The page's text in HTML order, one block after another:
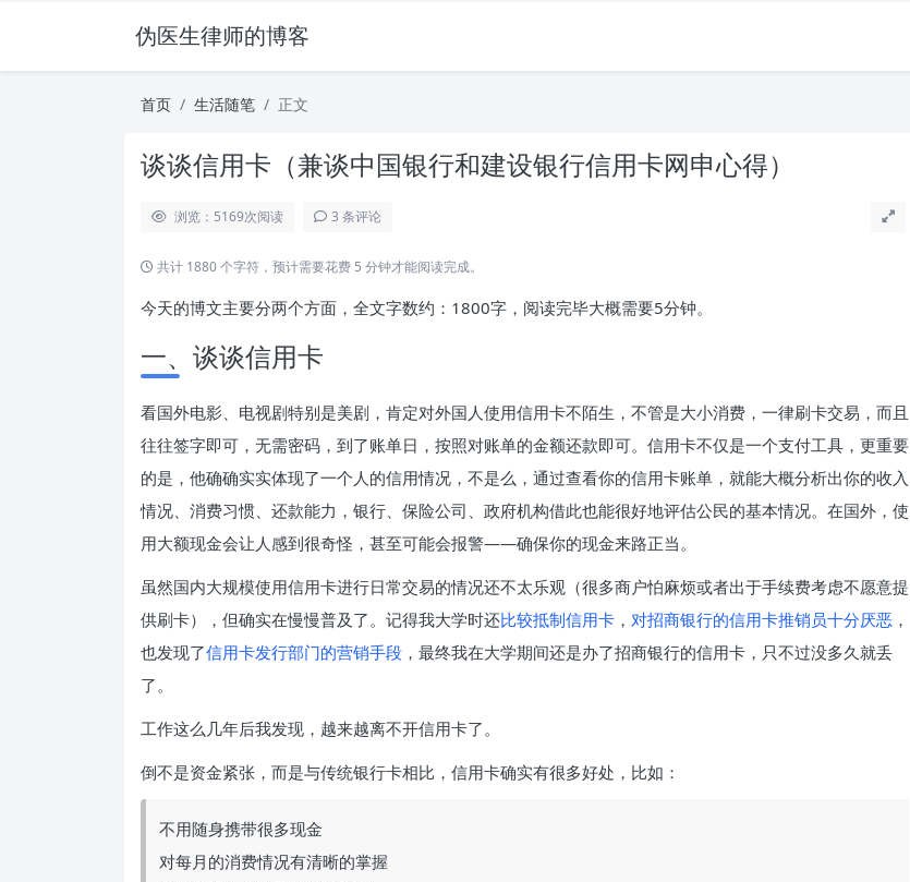
伪医生律师的博客
首页 生活随笔 正文
谈谈信用卡（兼谈中国银行和建设银行信用卡网申心得）
浏览：5169次阅读 3 条评论
共计 1880 个字符，预计需要花费 5 分钟才能阅读完成。
今天的博文主要分两个方面，全文字数约：1800字，阅读完毕大概需要5分钟。
一、谈谈信用卡
看国外电影、电视剧特别是美剧，肯定对外国人使用信用卡不陌生，不管是大小消费，一律刷卡交易，而且
往往签字即可，无需密码，到了账单日，按照对账单的金额还款即可。信用卡不仅是一个支付工具，更重要
的是，他确确实实体现了一个人的信用情况，不是么，通过查看你的信用卡账单，就能大概分析出你的收入
情况、消费习惯、还款能力，银行、保险公司、政府机构借此也能很好地评估公民的基本情况。在国外，使
用大额现金会让人感到很奇怪，甚至可能会报警——确保你的现金来路正当。
虽然国内大规模使用信用卡进行日常交易的情况还不太乐观（很多商户怕麻烦或者出于手续费考虑不愿意提
供刷卡），但确实在慢慢普及了。记得我大学时还比较抵制信用卡 ， 对招商银行的信用卡推销员十分厌恶 ，
也发现了信用卡发行部门的营销手段 ，最终我在大学期间还是办了招商银行的信用卡，只不过没多久就丢
了。
工作这么几年后我发现，越来越离不开信用卡了。
倒不是资金紧张，而是与传统银行卡相比，信用卡确实有很多好处，比如：
不用随身携带很多现金
对每月的消费情况有清晰的掌握